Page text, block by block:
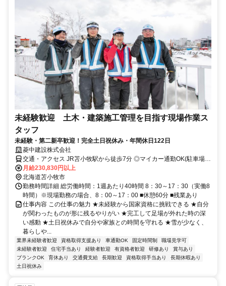
未経験歓迎 土木・建築施工管理を目指す現場作業ス
タッフ
未経験・第二新卒歓迎！完全土日祝休み・年間休日122日
菱中建設株式会社
交通・アクセス JR苫小牧駅から徒歩7分 ◎マイカー通勤OK(駐車場完
備)
月給230,830円以上
北海道苫小牧市
勤務時間詳細 総労働時間：1週あたり40時間 8：30～17：30（実働8
時間）※現場勤務の場合、8：00～17：00 ■休憩60分 ■残業あり
仕事内容 この仕事の魅力 ★未経験から国家資格に挑戦できる ★自分
が関わったものが形に残るやりがい ★完工して足場が外れた時の深
い感動 ★土日祝休みで自分や家族との時間を守れる ★雪が少なく、
暮らしや...
業界未経験者歓迎 資格取得支援あり 車通勤OK 固定時間制
職場見学可
未経験者歓迎
住宅手当あり 経験者歓迎 有資格者歓迎 研修あり
賞与あり
ブランクOK
育休あり 交通費支給 長期歓迎 資格取得手当あり
長期休暇あり
土日祝休み